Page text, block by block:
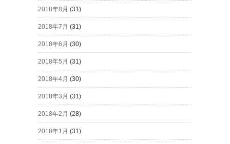
2018年8月 (31)
2018年7月 (31)
2018年6月 (30)
2018年5月 (31)
2018年4月 (30)
2018年3月 (31)
2018年2月 (28)
2018年1月 (31)